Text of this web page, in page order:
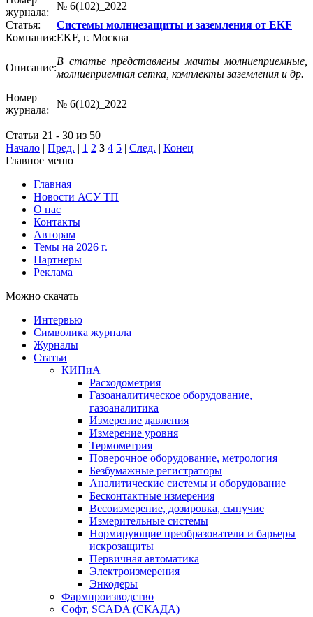
журнала:
№ 6(102)_2022
Статья:
Системы молниезащиты и заземления от EKF
Компания:EKF, г. Москва
Описание:
В статье представлены мачты молниеприемные,
молниеприемная сетка, комплекты заземления и др.
Номер
журнала:
№ 6(102)_2022
Статьи 21 - 30 из 50
Начало | Пред. | 1 2 3 4 5 | След. | Конец
Главное меню
Главная
Новости АСУ ТП
О нас
Контакты
Авторам
Темы на 2026 г.
Партнеры
Реклама
Можно скачать
Интервью
Символика журнала
Журналы
Статьи
КИПиА
Расходометрия
Газоаналитическое оборудование,
газоаналитика
Измерение давления
Измерение уровня
Термометрия
Поверочное оборудование, метрология
Безбумажные регистраторы
Аналитические системы и оборудование
Бесконтактные измерения
Весоизмерение, дозировка, сыпучие
Измерительные системы
Нормирующие преобразователи и барьеры
искрозащиты
Первичная автоматика
Электроизмерения
Энкодеры
Фармпроизводство
Софт, SCADA (СКАДА)